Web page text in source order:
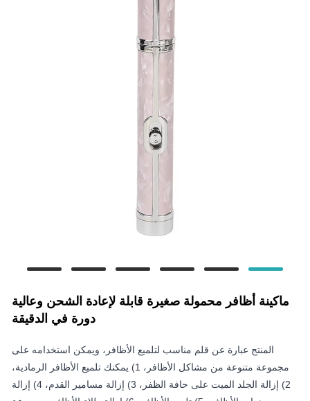
ماكينة أظافر محمولة صغيرة قابلة لإعادة الشحن وعالية
دورة في الدقيقة
المنتج عبارة عن قلم مناسب لتلميع الأظافر، ويمكن استخدامه على
مجموعة متنوعة من مشاكل الأظافر، 1) يمكنك تلميع الأظافر الرمادية،
2) إزالة الجلد الميت على حافة الظفر، 3) إزالة مسامير القدم، 4) إزالة